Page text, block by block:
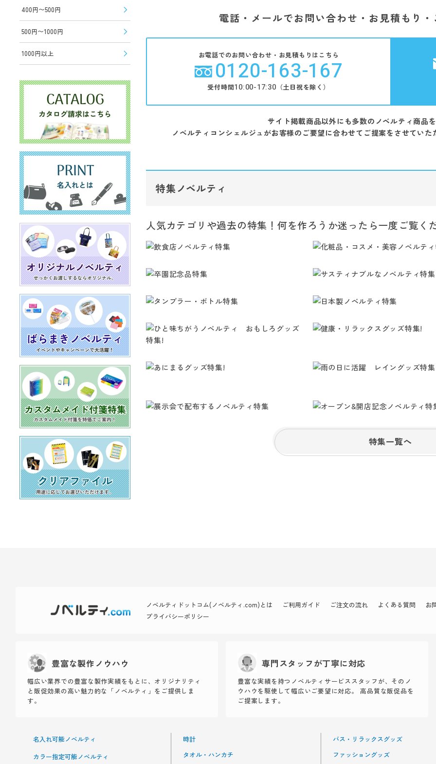
400円〜500円
500円〜1000円
1000円以上
電話・メールでお問い合わせ・お見積もり・
お電話でのお問い合わせ・お見積もりはこちら
0120-163-167
受付時間10:00-17:30 （土日祝を除く）
サイト掲載商品以外にも多数のノベルティ商品
ノベルティコンシェルジュがお客様のご要望に合わせてご提案をさせていた
特集ノベルティ
人気カテゴリや過去の特集！何を作ろうか迷ったら一度ご覧く
特集一覧へ
ノベルティドットコム(ノベルティ.com)とは ご利用ガイド ご注文の流れ よくある質問 お
プライバシーポリシー
豊富な製作ノウハウ
幅広い業界での豊富な製作実績をもとに、オリジナリティ
と販促効果の高い魅力的な「ノベルティ」をご提供しま
す。
専門スタッフが丁寧に対応
豊富な実績を持つノベルティサービススタッフが、そのノ
ウハウを駆使して幅広いご要望に対応。 高品質な販促品を
ご提案します。
名入れ可能ノベルティ
カラー指定可能ノベルティ
時計
タオル・ハンカチ
バス・リラックスグッズ
ファッショングッズ